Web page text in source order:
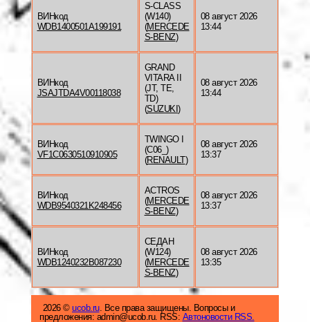
ВИНкод
WDB1400501A199191
S-CLASS
(W140)
(MERCEDE
S-BENZ)
08 август 2026
13:44
ВИНкод
JSAJTDA4V00118038
GRAND
VITARA II
(JT, TE,
TD)
(SUZUKI )
08 август 2026
13:44
ВИНкод
VF1C0630510910905
TWINGO I
(C06_)
(RENAULT)
08 август 2026
13:37
ВИНкод
WDB9540321K248456
ACTROS
(MERCEDE
S-BENZ)
08 август 2026
13:37
ВИНкод
WDB1240232B087230
СЕДАН
(W124)
(MERCEDE
S-BENZ)
08 август 2026
13:35
2026 © ucob.ru. Все права защищены. Вопросы и
предложения: admin@ucob.ru. RSS: Автоновости RSS.